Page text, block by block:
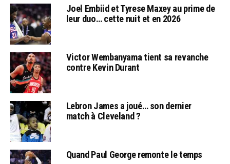
Joel Embiid et Tyrese Maxey au prime de
leur duo… cette nuit et en 2026
Victor Wembanyama tient sa revanche
contre Kevin Durant
Lebron James a joué… son dernier
match à Cleveland ?
Quand Paul George remonte le temps